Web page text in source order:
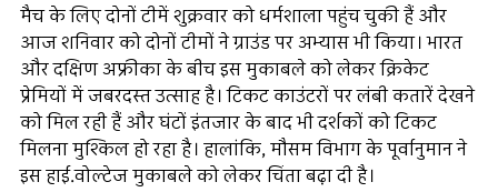
मैच के लिए दोनों टीमें शुक्रवार को धर्मशाला पहुंच चुकी हैं और
आज शनिवार को दोनों टीमों ने ग्राउंड पर अभ्यास भी किया। भारत
और दक्षिण अफ्रीका के बीच इस मुकाबले को लेकर क्रिकेट
प्रेमियों में जबरदस्त उत्साह है। टिकट काउंटरों पर लंबी कतारें देखने
को मिल रही हैं और घंटों इंतजार के बाद भी दर्शकों को टिकट
मिलना मुश्किल हो रहा है। हालांकि, मौसम विभाग के पूर्वानुमान ने
इस हाई.वोल्टेज मुकाबले को लेकर चिंता बढ़ा दी है।